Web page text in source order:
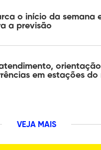
o início da semana
a previsão
em estações do
VEJA MAIS